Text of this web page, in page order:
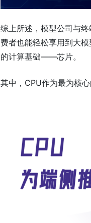
综上所述，模型公司与
费者也能轻松享用到大
的计算基础——芯片。
其中，CPU作为最为核